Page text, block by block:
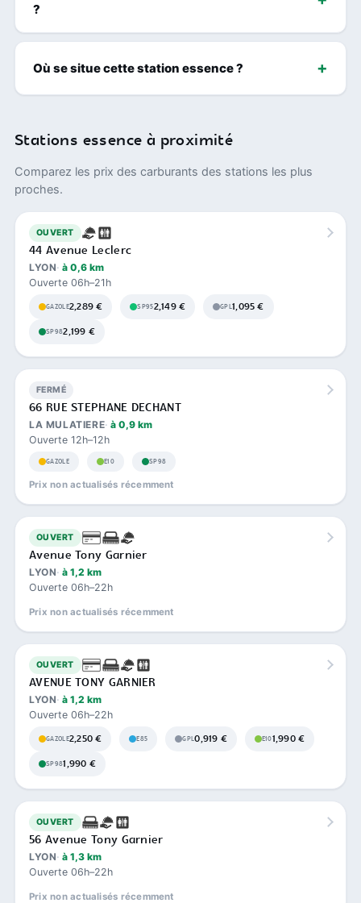
?
Où se situe cette station essence ?
Stations essence à proximité
Comparez les prix des carburants des stations les plus
proches.
OUVERT
44 Avenue Leclerc
LYON à 0,6 km
Ouverte 06h–21h
GAZOLE2,289 € SP952,149 € GPL1,095 €
SP982,199 €
FERMÉ
66 RUE STEPHANE DECHANT
LA MULATIERE à 0,9 km
Ouverte 12h–12h
GAZOLE E10 SP98
Prix non actualisés récemment
OUVERT
Avenue Tony Garnier
LYON à 1,2 km
Ouverte 06h–22h
Prix non actualisés récemment
OUVERT
AVENUE TONY GARNIER
LYON à 1,2 km
Ouverte 06h–22h
GAZOLE2,250 € E85 GPL0,919 € E101,990 €
SP981,990 €
OUVERT
56 Avenue Tony Garnier
LYON à 1,3 km
Ouverte 06h–22h
Prix non actualisés récemment